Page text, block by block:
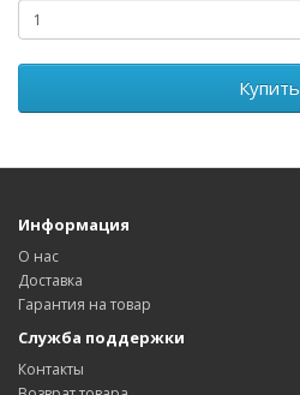
Купить
Информация
О нас
Доставка
Гарантия на товар
Служба поддержки
Контакты